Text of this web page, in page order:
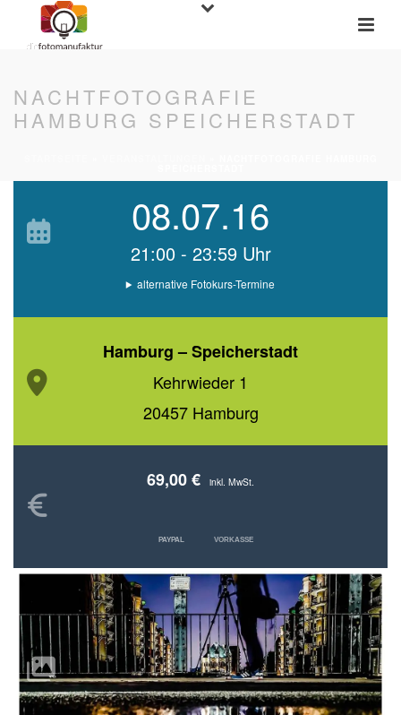
NACHTFOTOGRAFIE
HAMBURG SPEICHERSTADT
08.07.16
21:00 - 23:59 Uhr
alternative Fotokurs-Termine
Hamburg – Speicherstadt
Kehrwieder 1
20457 Hamburg
69,00 € inkl. MwSt.
PAYPAL VORKASSE